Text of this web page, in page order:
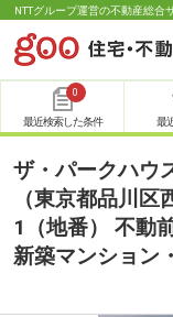
NTTグループ運営の不動産総合
0
最近検索した条件 最
ザ・パークハウ
（東京都品川
1（地番） 不動
新築マンション